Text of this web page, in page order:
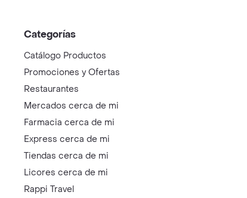
Categorías
Catálogo Productos
Promociones y Ofertas
Restaurantes
Mercados cerca de mi
Farmacia cerca de mi
Express cerca de mi
Tiendas cerca de mi
Licores cerca de mi
Rappi Travel